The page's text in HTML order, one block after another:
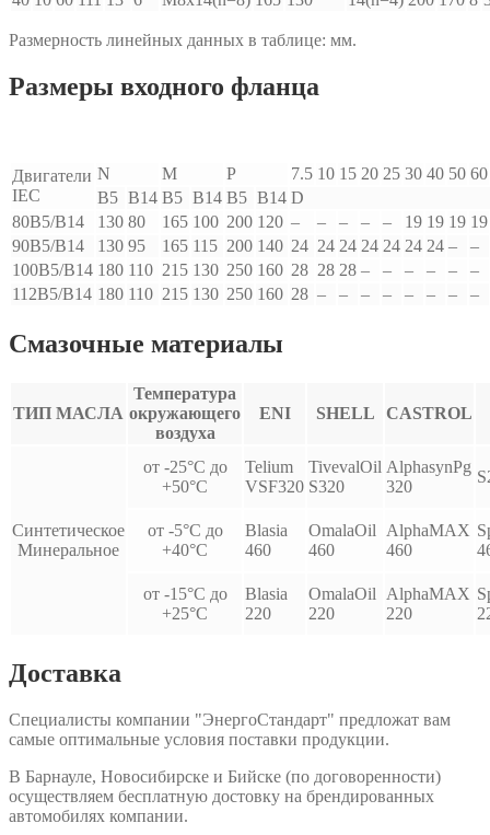
Размерность линейных данных в таблице: мм.
Размеры входного фланца
Двигатели
IEC
N M P 7.5 10 15 20 25 30 40 50 60
B5 B14 B5 B14 B5 B14 D
80B5/B14
130 80 165 100 200 120 – – – – – 19 19 19 19
90B5/B14
130 95 165 115 200 140 24 24 24 24 24 24 24 –
–
100B5/B14 180 110 215 130 250 160 28 28 28 – – – – –
–
112B5/B14 180 110 215 130 250 160 28 – – – – – – – –
Смазочные материалы
ТИП МАСЛА
Температура
окружающего
воздуха
ENI SHELL CASTROL
Синтетическое
Минеральное
от -25°С до
+50°С
Telium
VSF320
TivevalOil
S320
AlphasynPg
320
от -5°С до
+40°С
Blasia
460
OmalaOil
460
AlphaMAX
460
от -15°С до
+25°С
Blasia
220
OmalaOil
220
AlphaMAX
220
Доставка
Специалисты компании "ЭнергоСтандарт" предложат вам
самые оптимальные условия поставки продукции.
В Барнауле, Новосибирске и Бийске (по договоренности)
осуществляем бесплатную достовку на брендированных
автомобилях компании.